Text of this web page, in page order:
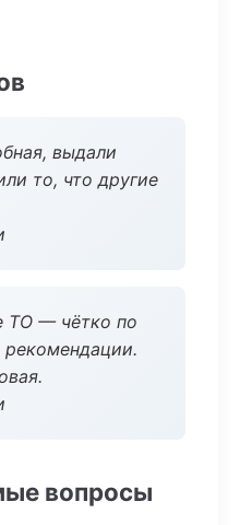
выдали
то, что другие
ТО — чётко по
вопросы